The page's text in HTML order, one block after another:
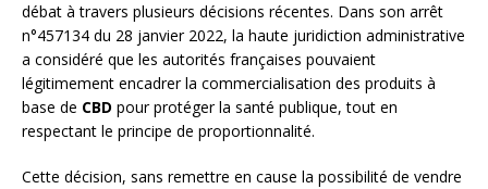
débat à travers plusieurs décisions récentes. Dans son arrêt
n°457134 du 28 janvier 2022, la haute juridiction administrative
a considéré que les autorités françaises pouvaient
légitimement encadrer la commercialisation des produits à
base de CBD pour protéger la santé publique, tout en
respectant le principe de proportionnalité.
Cette décision, sans remettre en cause la possibilité de vendre